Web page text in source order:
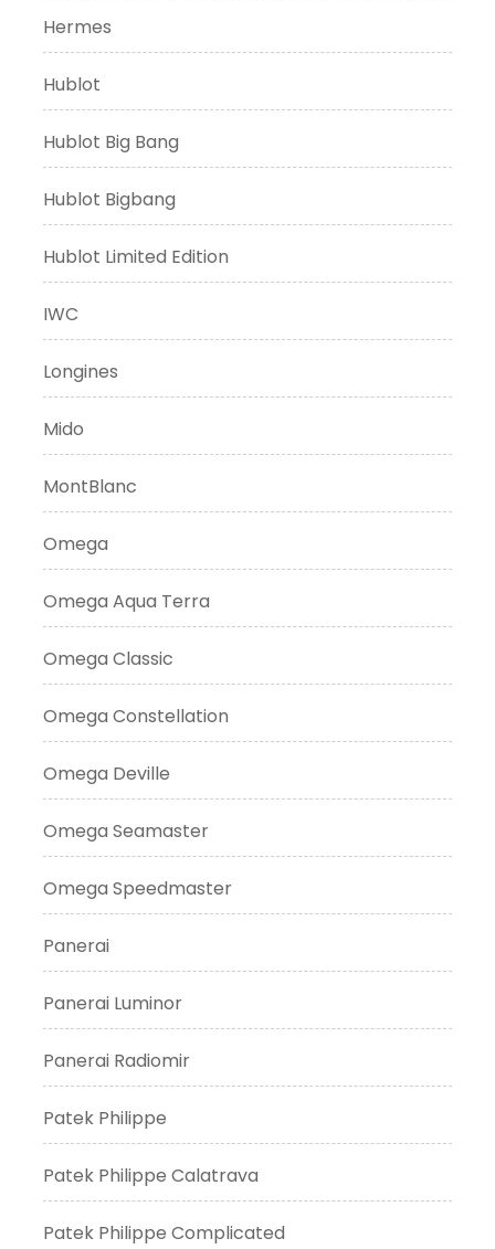
Hermes
Hublot
Hublot Big Bang
Hublot Bigbang
Hublot Limited Edition
IWC
Longines
Mido
MontBlanc
Omega
Omega Aqua Terra
Omega Classic
Omega Constellation
Omega Deville
Omega Seamaster
Omega Speedmaster
Panerai
Panerai Luminor
Panerai Radiomir
Patek Philippe
Patek Philippe Calatrava
Patek Philippe Complicated